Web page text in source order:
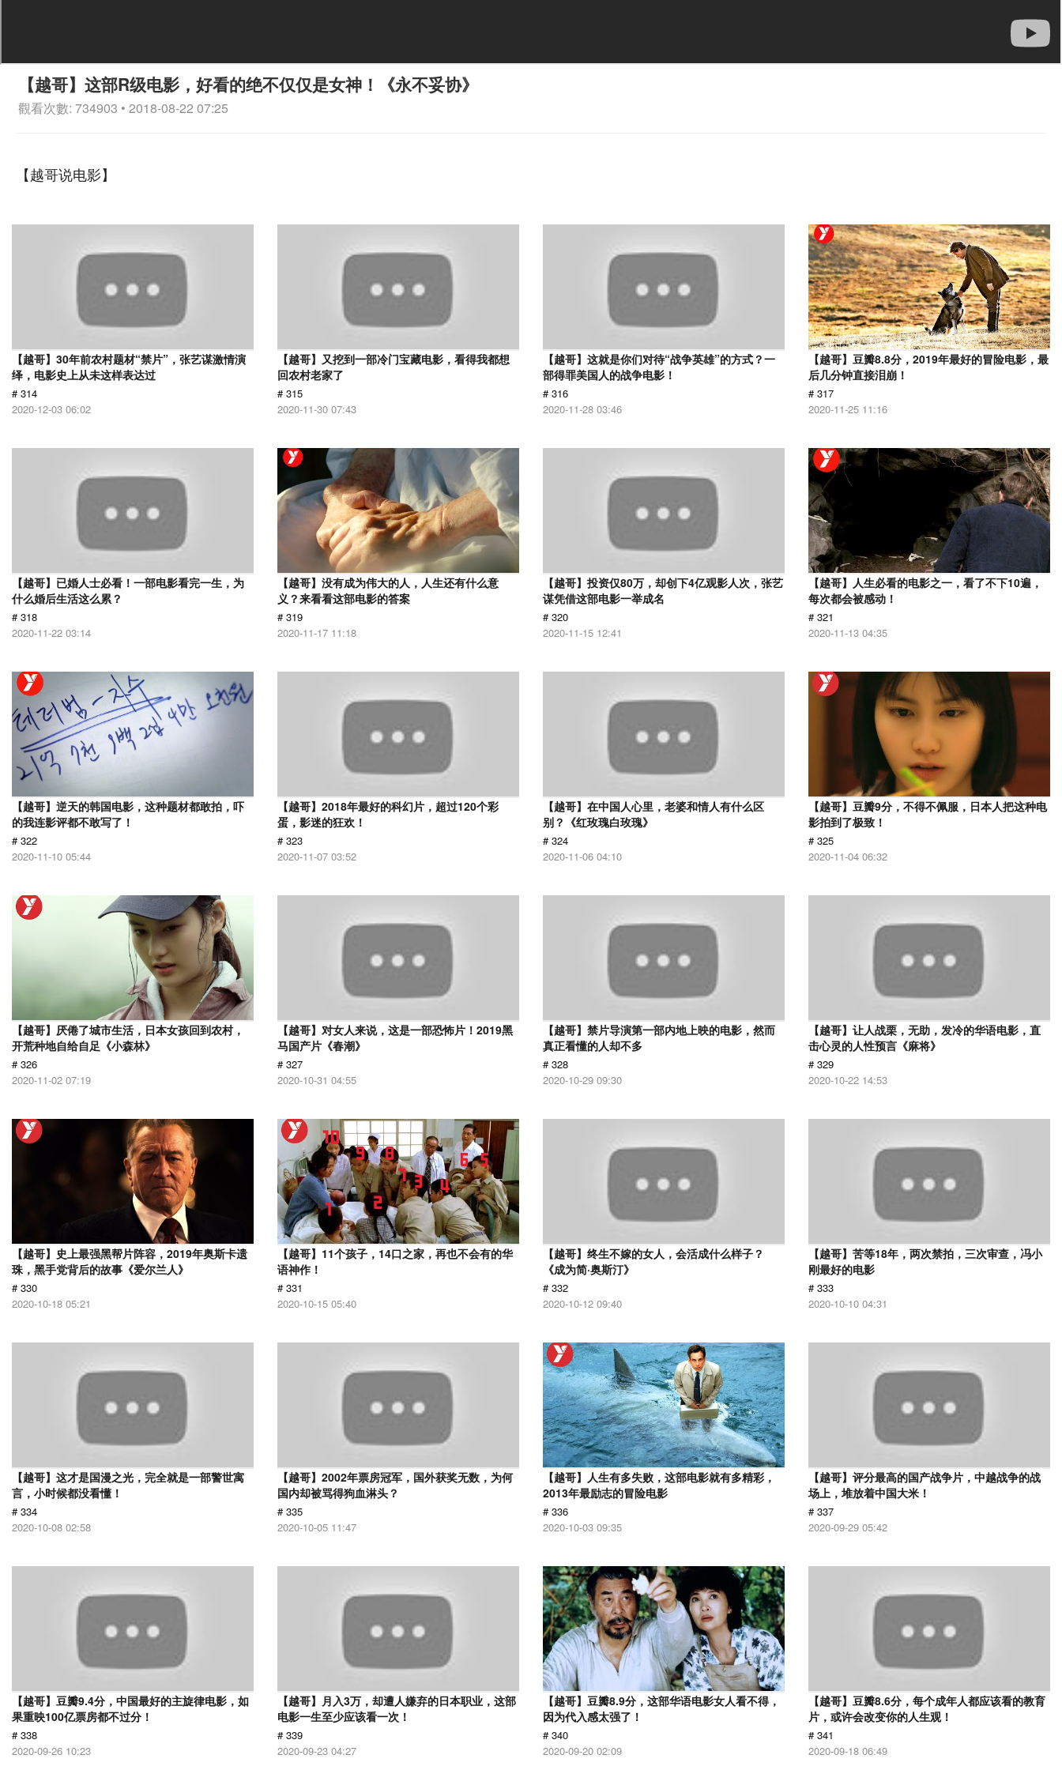
【越哥】这部R级电影，好看的绝不仅仅是女神！《永不妥协》
觀看次數: 734903 • 2018-08-22 07:25
【越哥说电影】
【越哥】30年前农村题材“禁片”，张艺谋激情演
绎，电影史上从未这样表达过
# 314
2020-12-03 06:02
【越哥】又挖到一部冷门宝藏电影，看得我都想
回农村老家了
# 315
2020-11-30 07:43
【越哥】这就是你们对待“战争英雄”的方式？一
部得罪美国人的战争电影！
# 316
2020-11-28 03:46
【越哥】豆瓣8.8分，2019年最好的冒险电影，最
后几分钟直接泪崩！
# 317
2020-11-25 11:16
【越哥】已婚人士必看！一部电影看完一生，为
什么婚后生活这么累？
# 318
2020-11-22 03:14
【越哥】没有成为伟大的人，人生还有什么意
义？来看看这部电影的答案
# 319
2020-11-17 11:18
【越哥】投资仅80万，却创下4亿观影人次，张艺
谋凭借这部电影一举成名
# 320
2020-11-15 12:41
【越哥】人生必看的电影之一，看了不下10遍，
每次都会被感动！
# 321
2020-11-13 04:35
【越哥】逆天的韩国电影，这种题材都敢拍，吓
的我连影评都不敢写了！
# 322
2020-11-10 05:44
【越哥】2018年最好的科幻片，超过120个彩
蛋，影迷的狂欢！
# 323
2020-11-07 03:52
【越哥】在中国人心里，老婆和情人有什么区
别？《红玫瑰白玫瑰》
# 324
2020-11-06 04:10
【越哥】豆瓣9分，不得不佩服，日本人把这种电
影拍到了极致！
# 325
2020-11-04 06:32
【越哥】厌倦了城市生活，日本女孩回到农村，
开荒种地自给自足《小森林》
# 326
2020-11-02 07:19
【越哥】对女人来说，这是一部恐怖片！2019黑
马国产片《春潮》
# 327
2020-10-31 04:55
【越哥】禁片导演第一部内地上映的电影，然而
真正看懂的人却不多
# 328
2020-10-29 09:30
【越哥】让人战栗，无助，发冷的华语电影，直
击心灵的人性预言《麻将》
# 329
2020-10-22 14:53
【越哥】史上最强黑帮片阵容，2019年奥斯卡遗
珠，黑手党背后的故事《爱尔兰人》
# 330
2020-10-18 05:21
【越哥】11个孩子，14口之家，再也不会有的华
语神作！
# 331
2020-10-15 05:40
【越哥】终生不嫁的女人，会活成什么样子？
《成为简·奥斯汀》
# 332
2020-10-12 09:40
【越哥】苦等18年，两次禁拍，三次审查，冯小
刚最好的电影
# 333
2020-10-10 04:31
【越哥】这才是国漫之光，完全就是一部警世寓
言，小时候都没看懂！
# 334
2020-10-08 02:58
【越哥】2002年票房冠军，国外获奖无数，为何
国内却被骂得狗血淋头？
# 335
2020-10-05 11:47
【越哥】人生有多失败，这部电影就有多精彩，
2013年最励志的冒险电影
# 336
2020-10-03 09:35
【越哥】评分最高的国产战争片，中越战争的战
场上，堆放着中国大米！
# 337
2020-09-29 05:42
【越哥】豆瓣9.4分，中国最好的主旋律电影，如
果重映100亿票房都不过分！
# 338
2020-09-26 10:23
【越哥】月入3万，却遭人嫌弃的日本职业，这部
电影一生至少应该看一次！
# 339
2020-09-23 04:27
【越哥】豆瓣8.9分，这部华语电影女人看不得，
因为代入感太强了！
# 340
2020-09-20 02:09
【越哥】豆瓣8.6分，每个成年人都应该看的教育
片，或许会改变你的人生观！
# 341
2020-09-18 06:49